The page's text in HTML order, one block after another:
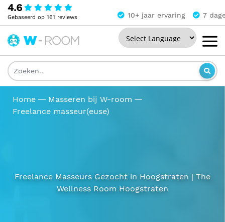
4.6
Gebaseerd op 161 reviews 10+ jaar ervaring 7
Powered by
Wellness
Room
Home
Masseren bij W-room
Freelance masseur(euse)
Freelance Masseurs Gezocht in Hoogstraten | The
Wellness Room Hoogstraten